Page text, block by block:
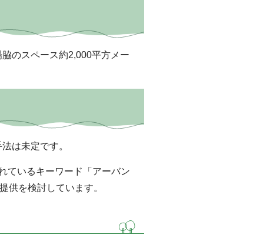
のスペース約2,000平方メー
は未定です。
ているキーワード「アーバン
供を検討しています。